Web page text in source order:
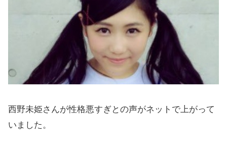
西野未姫さんが性格悪すぎとの声がネットで上がって
いました。